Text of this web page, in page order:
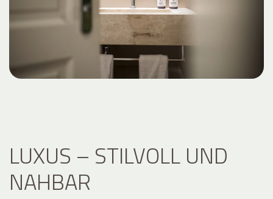
LUXUS – STILVOLL UND
NAHBAR